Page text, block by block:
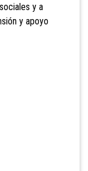
y a
y apoyo